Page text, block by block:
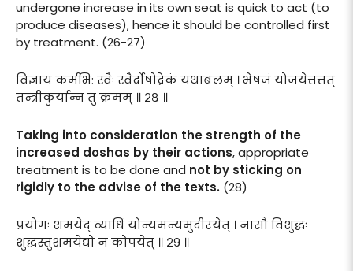
undergone increase in its own seat is quick to act (to
produce diseases), hence it should be controlled first
by treatment. (26-27)
विज्ञाय कर्मभि: स्वैः स्वैर्दोषोद्रेकं यथाबलम् । भेषजं योजयेत्तत्तत्
तन्त्रीकुर्यान्न तु क्रमम् ॥ २८ ॥
Taking into consideration the strength of the
increased doshas by their actions, appropriate
treatment is to be done and not by sticking on
rigidly to the advise of the texts. (28)
प्रयोगः शमयेद् व्याधिं योन्यमन्यमुदीरयेत् । नासौ विशुद्धः
शुद्धस्तुशमयेद्यो न कोपयेत् ॥ २९ ॥